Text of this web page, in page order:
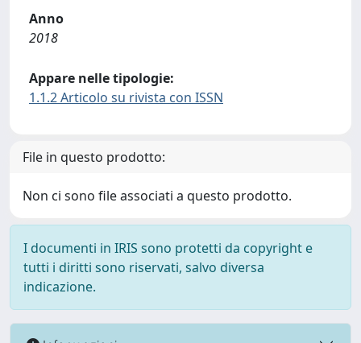
Anno
2018
Appare nelle tipologie:
1.1.2 Articolo su rivista con ISSN
File in questo prodotto:
Non ci sono file associati a questo prodotto.
I documenti in IRIS sono protetti da copyright e
tutti i diritti sono riservati, salvo diversa
indicazione.